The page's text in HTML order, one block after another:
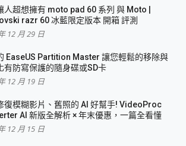
人超想擁有 moto pad 60 系列 與 Moto |
razr 60 冰藍限定版本 開箱 評測
12 月 29 日
EaseUS Partition Master 讓您輕鬆的移除與
有防寫保護的隨身碟或SD卡
12 月 19 日
復模糊影片、舊照的 AI 好幫手! VideoProc
AI 新版全解析 × 年末優惠，一篇全看懂
12 月 15 日